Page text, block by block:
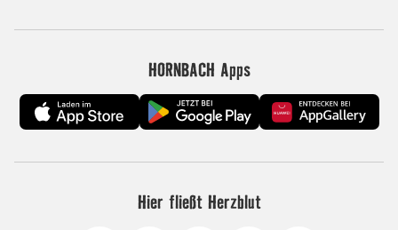
HORNBACH Apps
Hier fließt Herzblut